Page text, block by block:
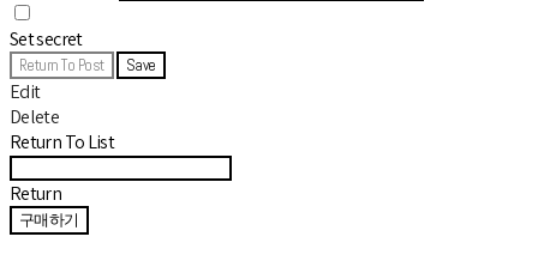
Set secret
Return To Post Save
Edit
Delete
Return To List
Return
구매하기